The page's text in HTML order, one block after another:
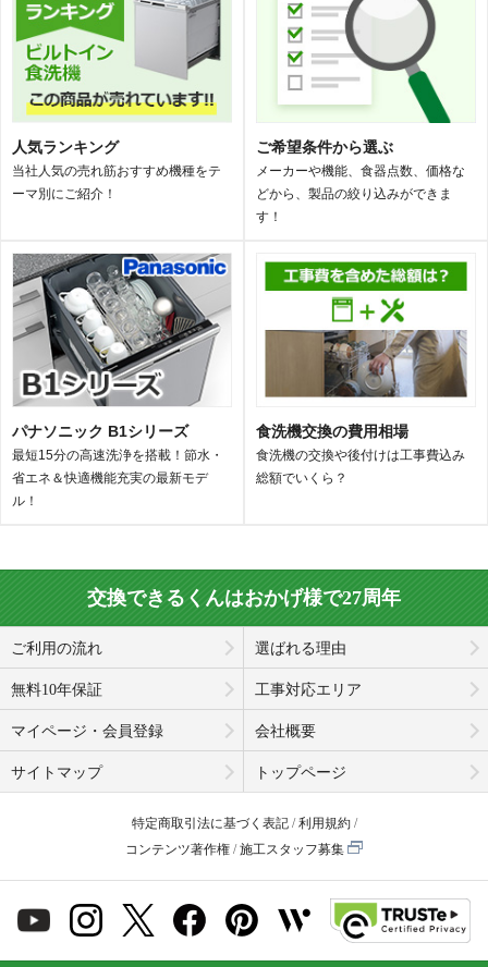
人気ランキング
当社人気の売れ筋おすすめ機種をテ
ーマ別にご紹介！
ご希望条件から選ぶ
メーカーや機能、食器点数、価格な
どから、製品の絞り込みができま
す！
パナソニック B1シリーズ
最短15分の高速洗浄を搭載！節水・
省エネ＆快適機能充実の最新モデ
ル！
食洗機交換の費用相場
食洗機の交換や後付けは工事費込み
総額でいくら？
交換できるくんはおかげ様で27周年
ご利用の流れ 選ばれる理由
無料10年保証 工事対応エリア
マイページ・会員登録 会社概要
サイトマップ トップページ
特定商取引法に基づく表記
利用規約
コンテンツ著作権
施工スタッフ募集